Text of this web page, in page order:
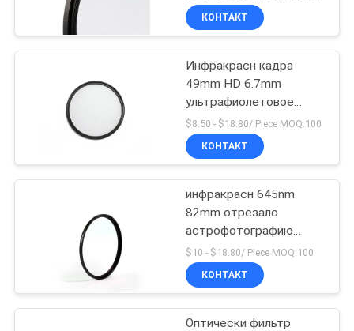
КОНТАКТ
Инфракрасн кадра
49mm HD 6.7mm
ультрафиолетовое
отрезало фильтр
$8.50 - $18.80/ Piece MOQ:100
КОНТАКТ
инфракрасн 645nm
82mm отрезало
астрофотографию
фильтра
$10 - $18.80/ Piece MOQ:100
КОНТАКТ
Оптически фильтр